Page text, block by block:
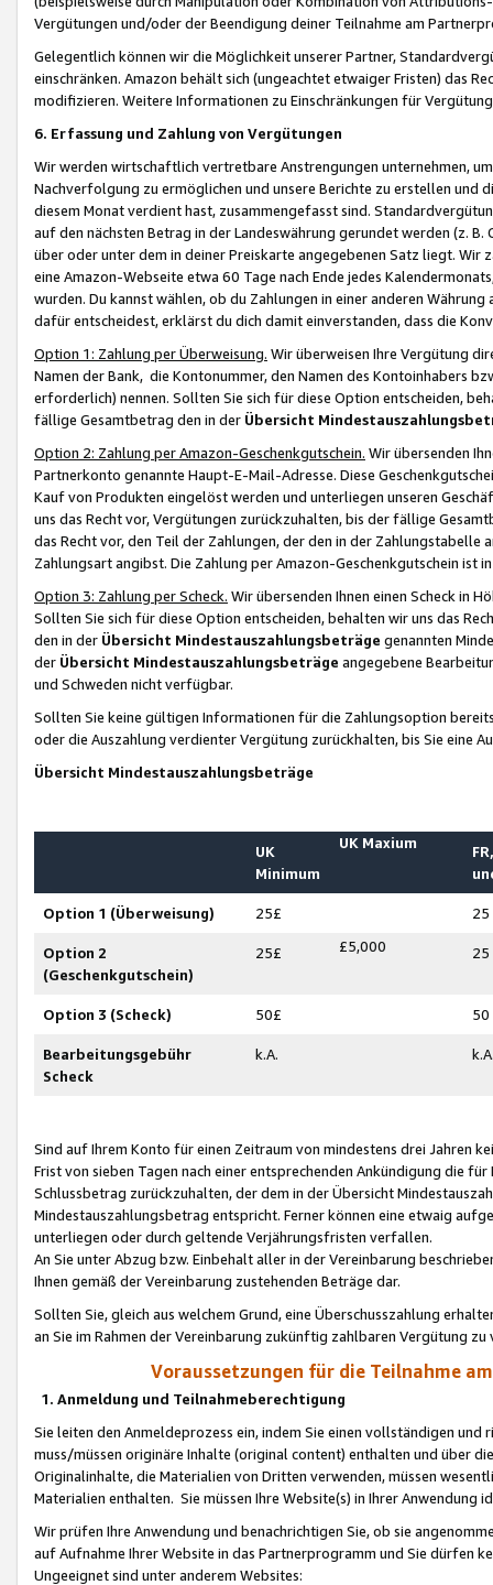
Vergütungen und/oder der Beendigung deiner Teilnahme am
Gelegentlich können wir die Möglichkeit unserer Partner,
einschränken. Amazon behält sich (ungeachtet etwaiger Fristen) das
modifizieren. Weitere Informationen zu Einschränkungen für
6. Erfassung und Zahlung von Vergütungen
Wir werden wirtschaftlich vertretbare Anstrengungen unternehmen,
Nachverfolgung zu ermöglichen und unsere Berichte zu erstellen und
diesem Monat verdient hast, zusammengefasst sind.
auf den nächsten Betrag in der Landeswährung gerundet werden (z.
über oder unter dem in deiner Preiskarte angegebenen Satz liegt.
eine Amazon-Webseite etwa 60 Tage nach Ende jedes
wurden. Du kannst wählen, ob du Zahlungen in einer anderen
dafür entscheidest, erklärst du dich damit einverstanden, dass die
Option 1: Zahlung per Überweisung. Wir überweisen Ihre Vergütung
Namen der Bank, die Kontonummer, den Namen des Kontoinhabers
erforderlich) nennen. Sollten Sie sich für diese Option entscheiden,
fällige Gesamtbetrag den in der Übersicht
Option 2: Zahlung per Amazon-Geschenkgutschein. Wir übersenden
Partnerkonto genannte Haupt-E-Mail-Adresse. Diese
Kauf von Produkten eingelöst werden und unterliegen unseren
uns das Recht vor, Vergütungen zurückzuhalten, bis der fällige
das Recht vor, den Teil der Zahlungen, der den in der
Zahlungsart angibst. Die Zahlung per Amazon-Geschenkgutschein ist
Option 3: Zahlung per Scheck. Wir übersenden Ihnen einen Scheck in
Sollten Sie sich für diese Option entscheiden, behalten wir uns das
den in der Übersicht Mindestauszahlungsbeträge genannten
der Übersicht Mindestauszahlungsbeträge angegebene
und Schweden nicht verfügbar.
Sollten Sie keine gültigen Informationen für die Zahlungsoption
oder die Auszahlung verdienter Vergütung zurückhalten, bis Sie
Übersicht Mindestauszahlungsbeträge
UK
Minimum
UK Maxium
Option 1 (Überweisung) 25£ 25
Option 2
(Geschenkgutschein)
25£ £5,000 25
Option 3 (Scheck) 50£ 50
Bearbeitungsgebühr
Scheck
k.A.
Sind auf Ihrem Konto für einen Zeitraum von mindestens drei Jahren
Frist von sieben Tagen nach einer entsprechenden Ankündigung die
Schlussbetrag zurückzuhalten, der dem in der Übersicht
Mindestauszahlungsbetrag entspricht. Ferner können eine etwaig
unterliegen oder durch geltende Verjährungsfristen verfallen.
An Sie unter Abzug bzw. Einbehalt aller in der Vereinbarung
Ihnen gemäß der Vereinbarung zustehenden Beträge dar.
Sollten Sie, gleich aus welchem Grund, eine Überschusszahlung
an Sie im Rahmen der Vereinbarung zukünftig zahlbaren Vergütung zu
Voraussetzungen für die Teilnahme
1. Anmeldung und Teilnahmeberechtigung
Sie leiten den Anmeldeprozess ein, indem Sie einen vollständigen
muss/müssen originäre Inhalte (original content) enthalten und über
Originalinhalte, die Materialien von Dritten verwenden, müssen
Materialien enthalten. Sie müssen Ihre Website(s) in Ihrer Anwendung
Wir prüfen Ihre Anwendung und benachrichtigen Sie, ob sie
auf Aufnahme Ihrer Website in das Partnerprogramm und Sie dürfen
Ungeeignet sind unter anderem Websites: